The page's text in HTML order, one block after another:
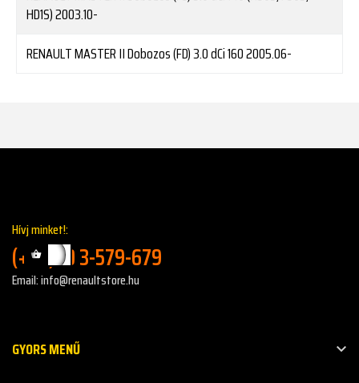
HD1S)2003.10-
RENAULTMASTER II Dobozos (FD) 3.0 dCi 1602005.06-
Hívj minket!:
(+36)30 3-579-679
Email: info@renaultstore.hu
GYORS MENŰ 